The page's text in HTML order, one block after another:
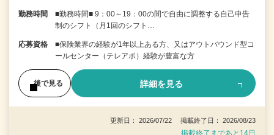
勤務時間
■勤務時間■ 9：00～19：00の間で自由に調整する自己申告
制のシフト（月1回のシフト…
応募資格
■保険業界の経験が1年以上ある方、又はアウトバウンド型コ
ールセンター（テレアポ）経験が豊富な方
後で見る 詳細を見る
更新日： 2026/07/22 掲載終了日： 2026/08/23